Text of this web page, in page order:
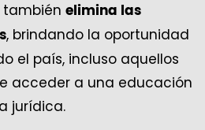
también elimina las
, brindando la oportunidad
el país, incluso aquellos
acceder a una educación
jurídica.